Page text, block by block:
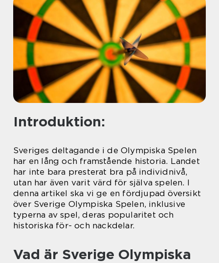
Introduktion:
Sveriges deltagande i de Olympiska Spelen
har en lång och framstående historia. Landet
har inte bara presterat bra på individnivå,
utan har även varit värd för själva spelen. I
denna artikel ska vi ge en fördjupad översikt
över Sverige Olympiska Spelen, inklusive
typerna av spel, deras popularitet och
historiska för- och nackdelar.
Vad är Sverige Olympiska